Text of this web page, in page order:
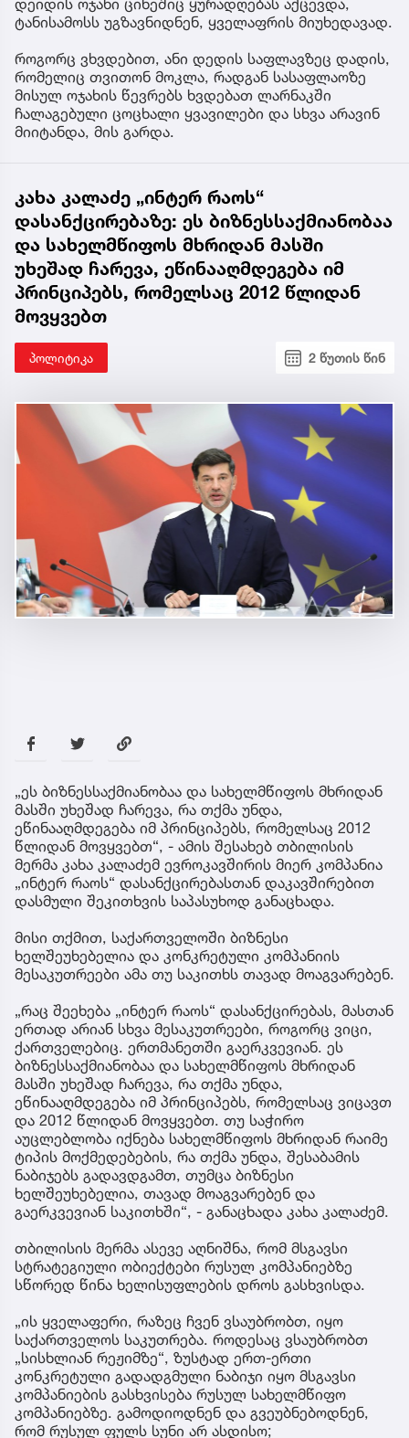
დეიდის ოჯახი ციხეშიც ყურადღებას აქცევდა,
ტანისამოსს უგზავნიდნენ, ყველაფრის მიუხედავად.
როგორც ვხვდებით, ანი დედის საფლავზეც დადის,
რომელიც თვითონ მოკლა, რადგან სასაფლაოზე
მისულ ოჯახის წევრებს ხვდებათ ლარნაკში
ჩალაგებული ცოცხალი ყვავილები და სხვა არავინ
მიიტანდა, მის გარდა.
კახა კალაძე „ინტერ რაოს“
დასანქცირებაზე: ეს ბიზნესსაქმიანობაა
და სახელმწიფოს მხრიდან მასში
უხეშად ჩარევა, ეწინააღმდეგება იმ
პრინციპებს, რომელსაც 2012 წლიდან
მოვყვებთ
პოლიტიკა 2 წუთის წინ
„ეს ბიზნესსაქმიანობაა და სახელმწიფოს მხრიდან
მასში უხეშად ჩარევა, რა თქმა უნდა,
ეწინააღმდეგება იმ პრინციპებს, რომელსაც 2012
წლიდან მოვყვებთ“, - ამის შესახებ თბილისის
მერმა კახა კალაძემ ევროკავშირის მიერ კომპანია
„ინტერ რაოს“ დასანქცირებასთან დაკავშირებით
დასმული შეკითხვის საპასუხოდ განაცხადა.
მისი თქმით, საქართველოში ბიზნესი
ხელშეუხებელია და კონკრეტული კომპანიის
მესაკუთრეები ამა თუ საკითხს თავად მოაგვარებენ.
„რაც შეეხება „ინტერ რაოს“ დასანქცირებას, მასთან
ერთად არიან სხვა მესაკუთრეები, როგორც ვიცი,
ქართველებიც. ერთმანეთში გაერკვევიან. ეს
ბიზნესსაქმიანობაა და სახელმწიფოს მხრიდან
მასში უხეშად ჩარევა, რა თქმა უნდა,
ეწინააღმდეგება იმ პრინციპებს, რომელსაც ვიცავთ
და 2012 წლიდან მოვყვებთ. თუ საჭირო
აუცლებლობა იქნება სახელმწიფოს მხრიდან რაიმე
ტიპის მოქმედებების, რა თქმა უნდა, შესაბამის
ნაბიჯებს გადავდგამთ, თუმცა ბიზნესი
ხელშეუხებელია, თავად მოაგვარებენ და
გაერკვევიან საკითხში“, - განაცხადა კახა კალაძემ.
თბილისის მერმა ასევე აღნიშნა, რომ მსგავსი
სტრატეგიული ობიექტები რუსულ კომპანიებზე
სწორედ წინა ხელისუფლების დროს გასხვისდა.
„ის ყველაფერი, რაზეც ჩვენ ვსაუბრობთ, იყო
საქართველოს საკუთრება. როდესაც ვსაუბრობთ
„სისხლიან რეჟიმზე“, ზუსტად ერთ-ერთი
კონკრეტული გადადგმული ნაბიჯი იყო მსგავსი
კომპანიების გასხვისება რუსულ სახელმწიფო
კომპანიებზე. გამოდიოდნენ და გვეუბნებოდნენ,
რომ რუსულ ფულს სუნი არ ასდისო;